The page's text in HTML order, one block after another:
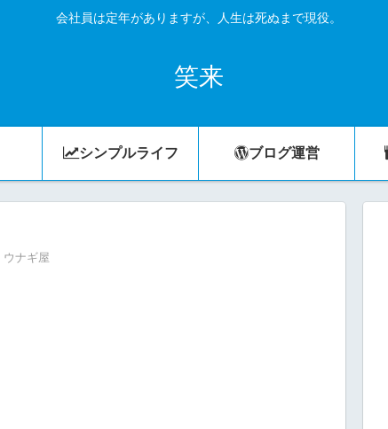
会社員は定年がありますが、人生は死ぬまで現役。
笑来
シンプルライフ ブログ運営
ウナギ屋